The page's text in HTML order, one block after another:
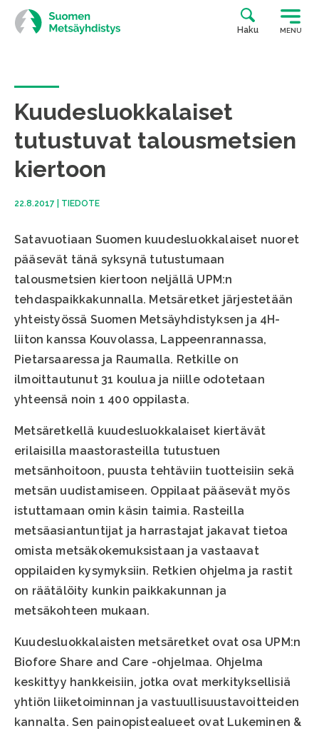
Siirry
suoraan
sisältöön
Haku MENU
Kuudesluokkalaiset
tutustuvat talousmetsien
kiertoon
22.8.2017 TIEDOTE
Satavuotiaan Suomen kuudesluokkalaiset nuoret
pääsevät tänä syksynä tutustumaan
talousmetsien kiertoon neljällä UPM:n
tehdaspaikkakunnalla. Metsäretket järjestetään
yhteistyössä Suomen Metsäyhdistyksen ja 4H-
liiton kanssa Kouvolassa, Lappeenrannassa,
Pietarsaaressa ja Raumalla. Retkille on
ilmoittautunut 31 koulua ja niille odotetaan
yhteensä noin 1 400 oppilasta.
Metsäretkellä kuudesluokkalaiset kiertävät
erilaisilla maastorasteilla tutustuen
metsänhoitoon, puusta tehtäviin tuotteisiin sekä
metsän uudistamiseen. Oppilaat pääsevät myös
istuttamaan omin käsin taimia. Rasteilla
metsäasiantuntijat ja harrastajat jakavat tietoa
omista metsäkokemuksistaan ja vastaavat
oppilaiden kysymyksiin. Retkien ohjelma ja rastit
on räätälöity kunkin paikkakunnan ja
metsäkohteen mukaan.
Kuudesluokkalaisten metsäretket ovat osa UPM:n
Biofore Share and Care -ohjelmaa. Ohjelma
keskittyy hankkeisiin, jotka ovat merkityksellisiä
yhtiön liiketoiminnan ja vastuullisuustavoitteiden
kannalta. Sen painopistealueet ovat Lukeminen &